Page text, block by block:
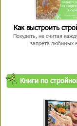
Как выстроить
Похудеть, не считая
запрета любимых
Книги по